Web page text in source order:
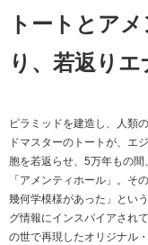
トートとア
り、若返り
ピラミッドを建造し、人類
ドマスターのトートが、エ
胞を若返らせ、5万年もの
「アメンティホール」。そ
幾何学模様があった」とい
グ情報にインスパイアされ
の世で再現したオリジナル